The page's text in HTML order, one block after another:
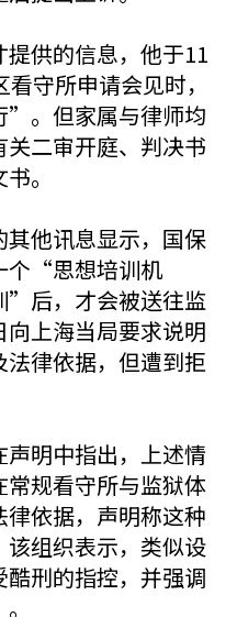
供的信息，他于11
守所申请会见时，
。但家属与律师均
二审开庭、判决书
。
他讯息显示，国保
个“思想培训机
后，才会被送往监
上海当局要求说明
律依据，但遭到拒
明中指出，上述情
规看守所与监狱体
依据，声明称这种
组织表示，类似设
刑的指控，并强调